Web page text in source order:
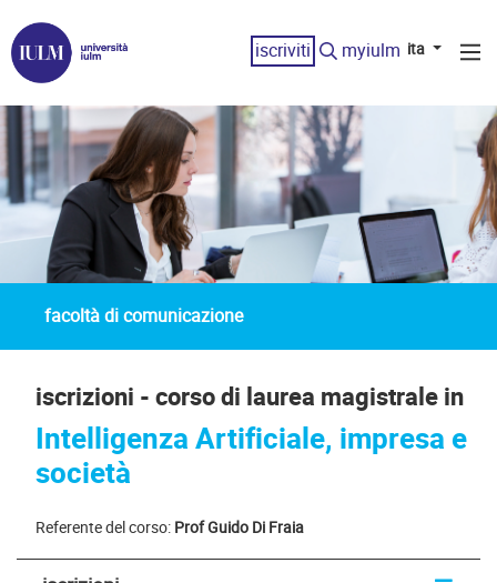
iscriviti myiulm ita
facoltà di comunicazione
iscrizioni - corso di laurea magistrale in
Intelligenza Artificiale, impresa e
società
Referente del corso: Prof Guido Di Fraia